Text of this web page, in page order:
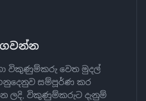
විකුණුම්කරු වෙත මුදල්
සම්පූර්ණ කර
ලදි, විකුණුම්කරුට දැනුම්